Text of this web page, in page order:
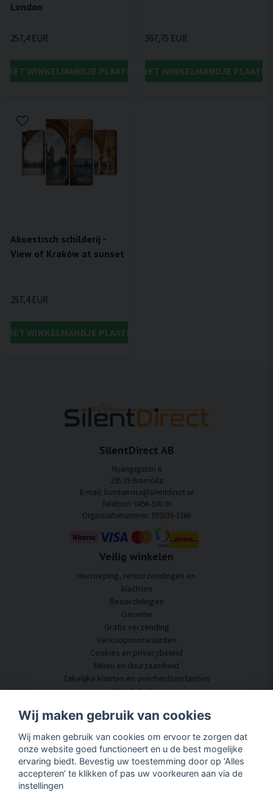
London
257,4 EUR
HET WINKELMANDJE PLAATSEN
367,75 EUR
IN HET WINKELMANDJE
Akoestisch schilderij -
View of Kraków at sunset
257,4 EUR
HET WINKELMANDJE PLAATSEN
SilentDirect AB
Nyängsgatan 6
295 39 Bromölla
E-mail: kundservice@silentdirect.se
Telefoon: 0456-100 00
Organisatienummer: 559330-3166
Veilig winkelen
Herroeping, retourzendingen en
klachten
Beoordelingen
Garantie
Gratis verzending
Verkoopvoorwaarden
Cookies en privacybeleid
Milieu en duurzaamheid
Zakelijke klanten en overheidsinstanties
Word dealer
Klantenservice
Neem contact met ons op
Akoestisch advies
Montage en installatie
Vragen en antwoorden
Wij maken gebruik van cookies
Wij maken gebruik van cookies om ervoor te zorgen dat
onze website goed functioneert en u de best mogelijke
ervaring biedt. Bevestig uw toestemming door op ‘Alles
accepteren’ te klikken of pas uw voorkeuren aan via de
instellingen